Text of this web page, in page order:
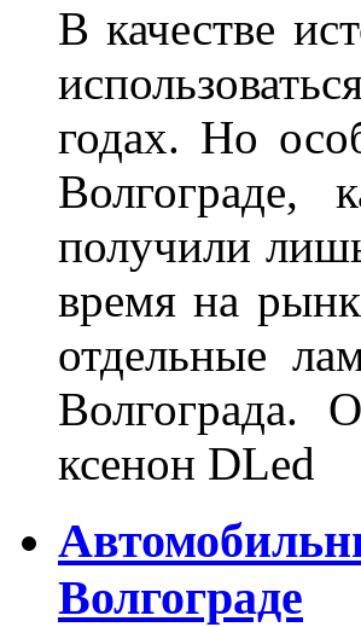
В качестве
годах. Но
получили
время на
отдельные
Волгограда.
ксенон DLed
Волгограде